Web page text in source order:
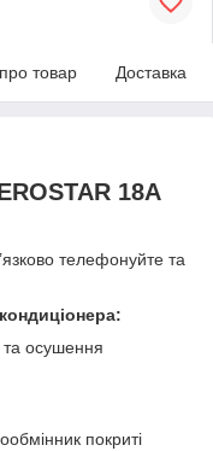
товар Доставка
18A
телефонуйте та
та осушення
покриті